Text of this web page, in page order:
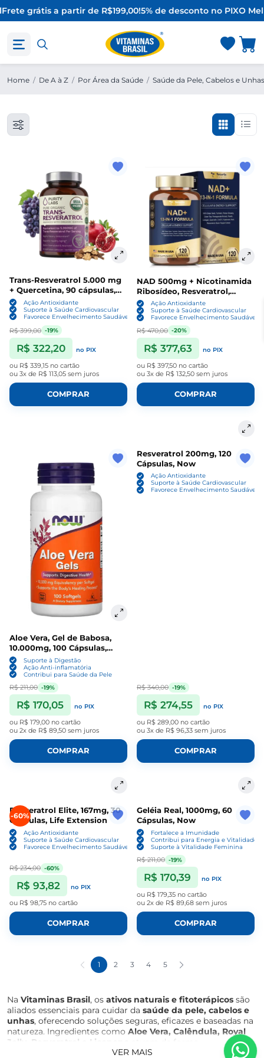
grátis a partir de R$199,00!5% de desconto no PIXO
Home / De A à Z / Por Área da Saúde / Saúde da Pele, Cabelos e Unhas
Trans‑Resveratrol 5.000 mg
+ Quercetina, 90 cápsulas,
Purity Labs
Ação Antioxidante
Suporte à Saúde Cardiovascular
Favorece Envelhecimento Saudável
R$ 399,00 -19%
R$ 322,20 no PIX
ou R$ 339,15 no cartão
ou 3x de R$ 113,05 sem juros
COMPRAR
NAD 500mg + Nicotinamida
Ribosídeo, Resveratrol,
Quercetina e Betaína Boost,
120 Capsulas, Totaria
Ação Antioxidante
Suporte à Saúde Cardiovascular
Favorece Envelhecimento Saudável
R$ 470,00 -20%
R$ 377,63 no PIX
ou R$ 397,50 no cartão
ou 3x de R$ 132,50 sem juros
COMPRAR
Aloe Vera, Gel de Babosa,
10.000mg, 100 Cápsulas,
NowSuporte à Digestão
Ação Anti-inflamatória
Contribui para Saúde da Pele
R$ 211,00 -19%
R$ 170,05 no PIX
ou R$ 179,00 no cartão
ou 2x de R$ 89,50 sem juros
COMPRAR
Resveratrol 200mg, 120
Cápsulas, Now
Ação Antioxidante
Suporte à Saúde Cardiovascular
Favorece Envelhecimento Saudável
R$ 340,00 -19%
R$ 274,55 no PIX
ou R$ 289,00 no cartão
ou 3x de R$ 96,33 sem juros
COMPRAR
-60%
Resveratrol Elite, 167mg, 30
Cápsulas, Life Extension
Ação Antioxidante
Suporte à Saúde Cardiovascular
Favorece Envelhecimento Saudável
R$ 234,00 -60%
R$ 93,82 no PIX
ou R$ 98,75 no cartão
COMPRAR
Geléia Real, 1000mg, 60
Cápsulas, Now
Fortalece a Imunidade
Contribui para Energia e Vitalidade
Suporte à Vitalidade Feminina
R$ 211,00 -19%
R$ 170,39 no PIX
ou R$ 179,35 no cartão
ou 2x de R$ 89,68 sem juros
COMPRAR
1 2 3 4 5
Na Vitaminas Brasil, os ativos naturais e fitoterápicos são
aliados essenciais para cuidar da saúde da pele, cabelos e
unhas, oferecendo soluções seguras, eficazes e baseadas na
natureza. Ingredientes como Aloe Vera, Calêndula, Royal
Jelly, Resveratrol e Licopeno
atuam de forma
complementar, promovendo hidratação, regeneração
VER MAIS